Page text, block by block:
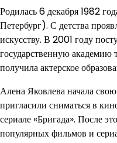
Родилась 6 декабря 1982
Петербург). С детства
искусству. В 2001 году
государственную академию
получила актерское
Алена Яковлева начала
пригласили сниматься в
сериале «Бригада». После
популярных фильмов и